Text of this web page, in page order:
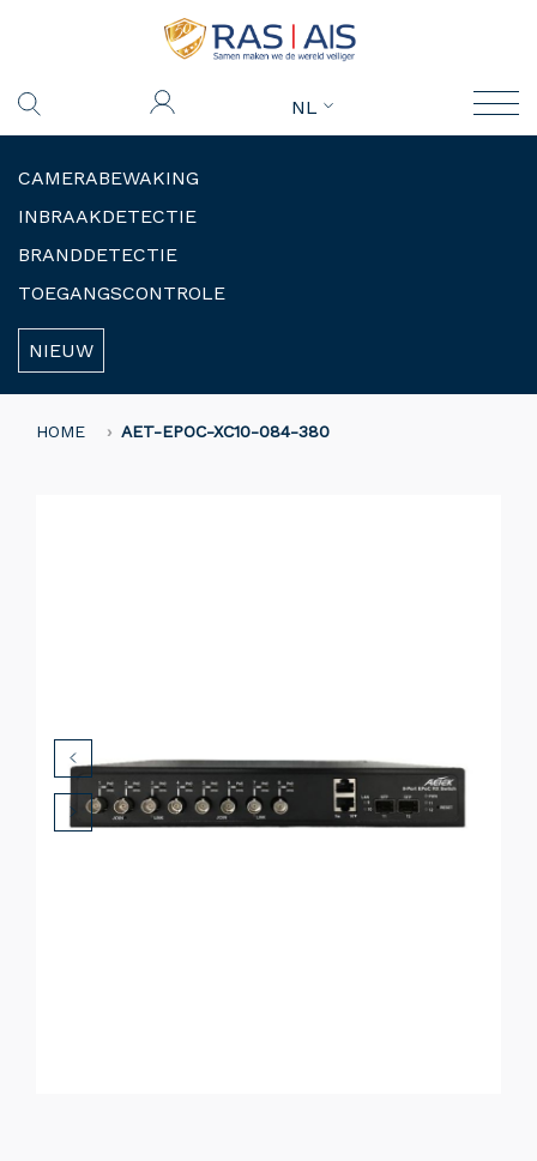
NL
CAMERABEWAKING
INBRAAKDETECTIE
BRANDDETECTIE
TOEGANGSCONTROLE
NIEUW
HOME AET-EPOC-XC10-084-380